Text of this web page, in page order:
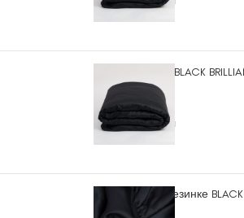
Пододеяльник BLACK
15.530₽
3 в наличии
Простыня на резинке BLACK
160х200